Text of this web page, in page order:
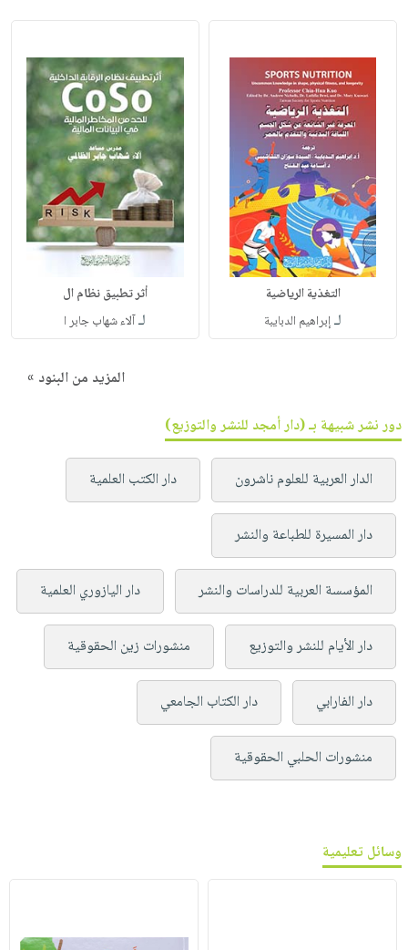
التغذية الرياضية
لـإبراهيم الدبايبة
أثر تطبيق نظام ال
لـآلاء شهاب جابر ا
المزيد من البنود »
دور نشر شبيهة بـ (دار أمجد للنشر والتوزيع)
الدار العربية للعلوم ناشرون دار الكتب العلمية
دار المسيرة للطباعة والنشر
المؤسسة العربية للدراسات والنشر دار اليازوري العلمية
دار الأيام للنشر والتوزيع منشورات زين الحقوقية
دار الفارابي دار الكتاب الجامعي
منشورات الحلبي الحقوقية
وسائل تعليمية